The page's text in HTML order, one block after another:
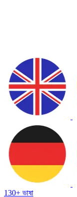
130+ ভাষা